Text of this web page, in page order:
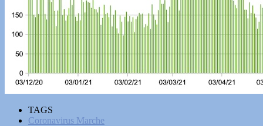
TAGS
Coronavirus Marche